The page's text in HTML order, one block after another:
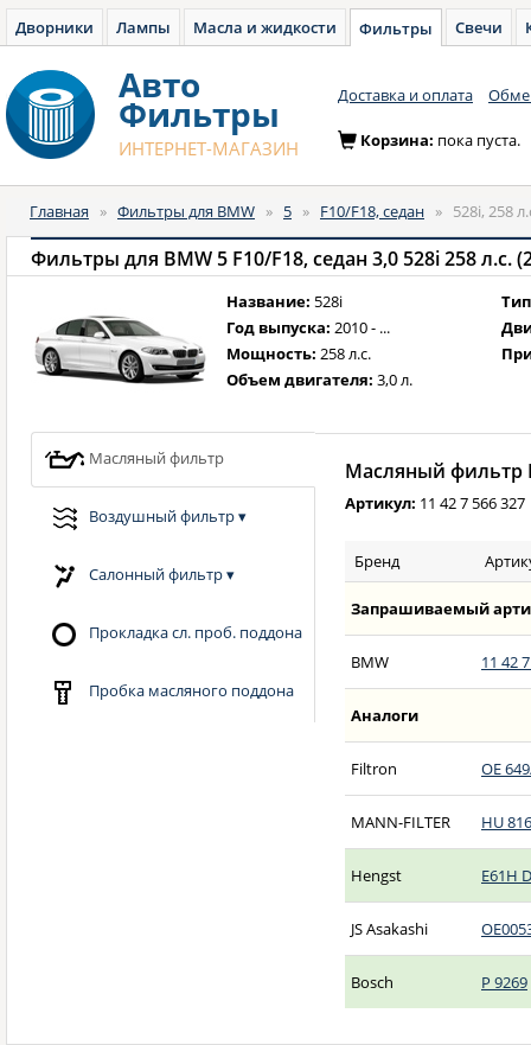
Дворники Лампы Масла и жидкости Фильтры Свечи
Авто
Фильтры
ИНТЕРНЕТ-МАГАЗИН
Доставка и оплата
Корзина: пока пуста.
Главная » Фильтры для BMW » 5 » F10/F18, седан » 528i, 258
Фильтры для BMW 5 F10/F18, седан 3,0 528i 258 л.с.
Название: 528i
Год выпуска: 2010 - ...
Мощность: 258 л.с.
Объем двигателя: 3,0 л.
Масляный фильтр
Воздушный фильтр▾
Салонный фильтр▾
Прокладка сл. проб. поддона
Пробка масляного поддона
Масляный фильтр
Артикул: 11 42 7 566 327
Бренд
Запрашиваемый
BMW 11 42
Аналоги
Filtron OE
MANN-FILTER HU
Hengst E61H
JS Asakashi
Bosch P 9269